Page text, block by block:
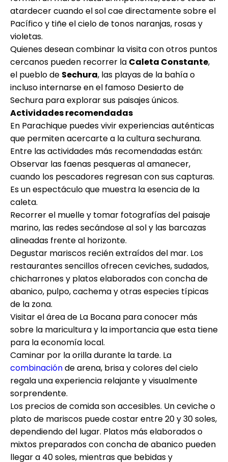
atardecer cuando el sol cae directamente sobre el
Pacífico y tiñe el cielo de tonos naranjas, rosas y
violetas.
Quienes desean combinar la visita con otros puntos
cercanos pueden recorrer la Caleta Constante,
el pueblo de Sechura, las playas de la bahía o
incluso internarse en el famoso Desierto de
Sechura para explorar sus paisajes únicos.
Actividades recomendadas
En Parachique puedes vivir experiencias auténticas
que permiten acercarte a la cultura sechurana.
Entre las actividades más recomendadas están:
Observar las faenas pesqueras al amanecer,
cuando los pescadores regresan con sus capturas.
Es un espectáculo que muestra la esencia de la
caleta.
Recorrer el muelle y tomar fotografías del paisaje
marino, las redes secándose al sol y las barcazas
alineadas frente al horizonte.
Degustar mariscos recién extraídos del mar. Los
restaurantes sencillos ofrecen ceviches, sudados,
chicharrones y platos elaborados con concha de
abanico, pulpo, cachema y otras especies típicas
de la zona.
Visitar el área de La Bocana para conocer más
sobre la maricultura y la importancia que esta tiene
para la economía local.
Caminar por la orilla durante la tarde. La
combinaciónde arena, brisa y colores del cielo
regala una experiencia relajante y visualmente
sorprendente.
Los precios de comida son accesibles. Un ceviche o
plato de mariscos puede costar entre 20 y 30 soles,
dependiendo del lugar. Platos más elaborados o
mixtos preparados con concha de abanico pueden
llegar a 40 soles, mientras que bebidas y